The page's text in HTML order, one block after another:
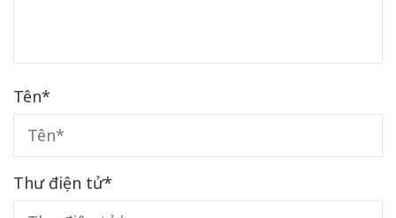
Tên*
Thư điện tử*